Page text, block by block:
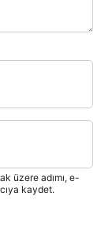
üzere adımı, e-
kaydet.